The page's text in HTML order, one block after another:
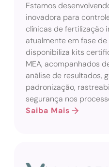
Estamos
inovadora para
clínicas de fertilização
atualmente em fase
disponibiliza kits
MEA, acompanhados
análise de resultados,
padronização,
segurança nos
Saiba Mais